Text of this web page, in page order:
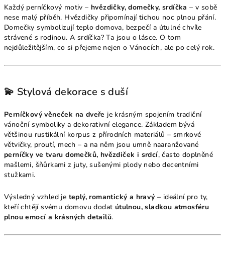
Každý perníčkový motiv – hvězdičky, domečky, srdíčka – v sobě
nese malý příběh. Hvězdičky připomínají tichou noc plnou přání.
Domečky symbolizují teplo domova, bezpečí a útulné chvíle
strávené s rodinou. A srdíčka? Ta jsou o lásce. O tom
nejdůležitějším, co si přejeme nejen o Vánocích, ale po celý rok.
💫 Stylová dekorace s duší
Perníčkový věneček na dveře je krásným spojením tradiční
vánoční symboliky a dekorativní elegance. Základem bývá
většinou rustikální korpus z přírodních materiálů – smrkové
větvičky, proutí, mech – a na něm jsou umně naaranžované
perníčky ve tvaru domečků, hvězdiček i srdcí, často doplněné
mašlemi, šňůrkami z juty, sušenými plody nebo decentními
stužkami.
Výsledný vzhled je teplý, romantický a hravý – ideální pro ty,
kteří chtějí svému domovu dodat útulnou, sladkou atmosféru
plnou emocí a krásných detailů.